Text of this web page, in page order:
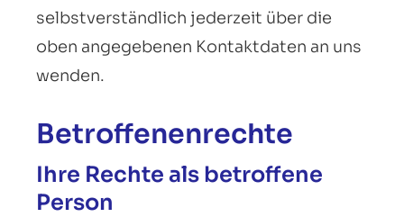
selbstverständlich jederzeit über die
oben angegebenen Kontaktdaten an uns
wenden.
Betroffenenrechte
Ihre Rechte als betroffene
Person